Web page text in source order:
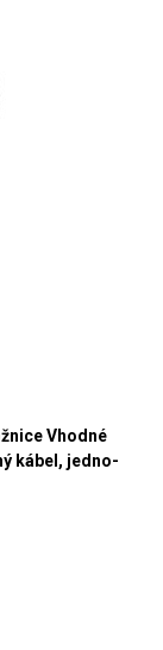
Vhodné
kábel, jedno-